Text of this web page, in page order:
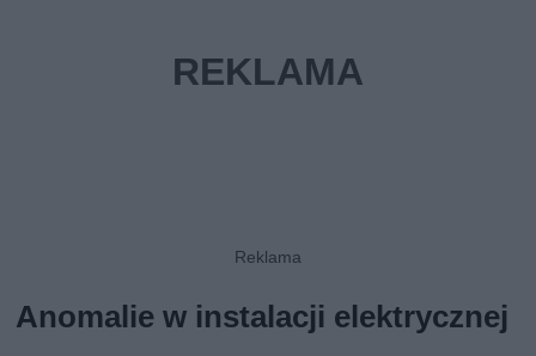
Anomalie w instalacji elektrycznej